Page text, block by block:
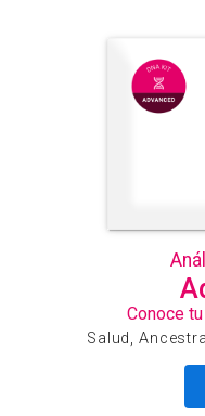
Conoce
Salud,